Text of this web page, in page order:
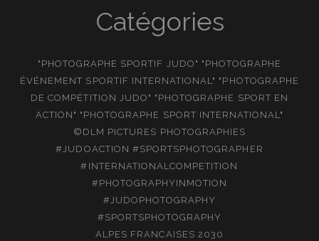
Catégories
"PHOTOGRAPHE SPORTIF JUDO" "PHOTOGRAPHE
ÉVÉNEMENT SPORTIF INTERNATIONAL" "PHOTOGRAPHE
DE COMPÉTITION JUDO" "PHOTOGRAPHE SPORT EN
ACTION" "PHOTOGRAPHE SPORT INTERNATIONAL"
©DLM PICTURES PHOTOGRAPHIES
#JUDOACTION #SPORTSPHOTOGRAPHER
#INTERNATIONALCOMPETITION
#PHOTOGRAPHYINMOTION
#JUDOPHOTOGRAPHY
#SPORTSPHOTOGRAPHY
ALPES FRANCAISES 2030